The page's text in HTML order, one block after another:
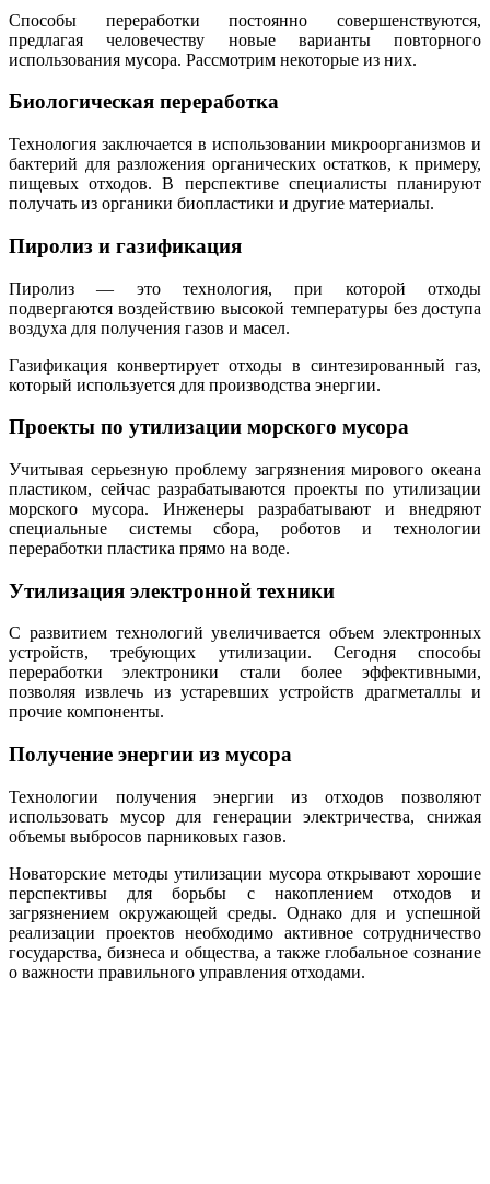
Способы переработки постоянно совершенствуются,
предлагая человечеству новые варианты повторного
использования мусора. Рассмотрим некоторые из них.
Биологическая переработка
Технология заключается в использовании микроорганизмов и
бактерий для разложения органических остатков, к примеру,
пищевых отходов. В перспективе специалисты планируют
получать из органики биопластики и другие материалы.
Пиролиз и газификация
Пиролиз — это технология, при которой отходы
подвергаются воздействию высокой температуры без доступа
воздуха для получения газов и масел.
Газификация конвертирует отходы в синтезированный газ,
который используется для производства энергии.
Проекты по утилизации морского мусора
Учитывая серьезную проблему загрязнения мирового океана
пластиком, сейчас разрабатываются проекты по утилизации
морского мусора. Инженеры разрабатывают и внедряют
специальные системы сбора, роботов и технологии
переработки пластика прямо на воде.
Утилизация электронной техники
С развитием технологий увеличивается объем электронных
устройств, требующих утилизации. Сегодня способы
переработки электроники стали более эффективными,
позволяя извлечь из устаревших устройств драгметаллы и
прочие компоненты.
Получение энергии из мусора
Технологии получения энергии из отходов позволяют
использовать мусор для генерации электричества, снижая
объемы выбросов парниковых газов.
Новаторские методы утилизации мусора открывают хорошие
перспективы для борьбы с накоплением отходов и
загрязнением окружающей среды. Однако для и успешной
реализации проектов необходимо активное сотрудничество
государства, бизнеса и общества, а также глобальное сознание
о важности правильного управления отходами.